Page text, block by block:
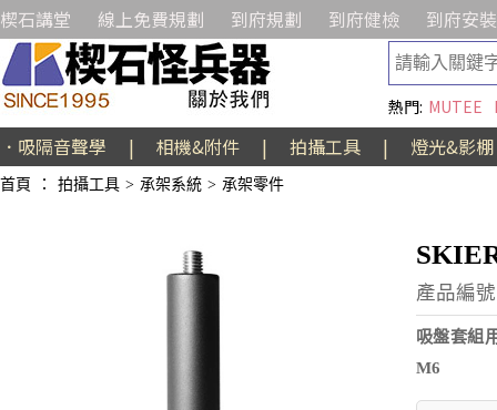
楔石講堂 線上免費規劃 到府規劃 到府健檢 到府安裝
熱門: MUTEE
．吸隔音聲學 | 相機&附件 | 拍攝工具 | 燈光&影棚
首頁 ： 拍攝工具 > 承架系統 > 承架零件
產品編
吸盤套組
M6